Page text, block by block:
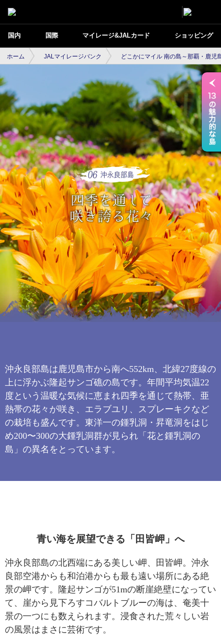
国内 国際 マイレージ&JALカード ショッピング
ホーム JALマイレージバンク どこかにマイル 南の島～那覇・鹿児
沖永良部島は鹿児島市から南へ552km、北緯27度線の
上に浮かぶ隆起サンゴ礁の島です。年間平均気温22
度という温暖な気候に恵まれ四季を通じて熱帯、亜
熱帯の花々が咲き、エラブユリ、スプレーキクなど
の栽培も盛んです。東洋一の鍾乳洞・昇竜洞をはじ
め200〜300の大鍾乳洞群が見られ「花と鍾乳洞の
島」の異名をとっています。
青い海を展望できる「田皆岬」へ
沖永良部島の北西端にある美しい岬、田皆岬。沖永
良部空港からも和泊港からも最も遠い場所にある絶
景の岬です。隆起サンゴが51mの断崖絶壁になってい
て、崖から見下ろすコバルトブルーの海は、奄美十
景の一つにも数えられます。浸食された荒々しい岩
の風景はまさに芸術です。